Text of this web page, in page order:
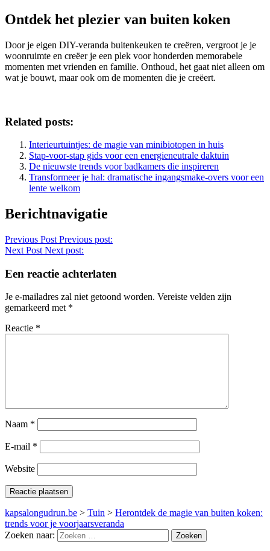
Ontdek het plezier van buiten koken
Door je eigen DIY-veranda buitenkeuken te creëren, vergroot je je
woonruimte en creëer je een plek voor honderden memorabele
momenten met vrienden en familie. Onthoud, het gaat niet alleen om
wat je bouwt, maar ook om de momenten die je creëert.
Related posts:
Interieurtuintjes: de magie van minibiotopen in huis
Stap-voor-stap gids voor een energieneutrale daktuin
De nieuwste trends voor badkamers die inspireren
Transformeer je hal: dramatische ingangsmake-overs voor een
lente welkom
Berichtnavigatie
Previous Post Previous post:
Next Post Next post:
Een reactie achterlaten
Je e-mailadres zal niet getoond worden. Vereiste velden zijn
gemarkeerd met *
Reactie *
Naam *
E-mail *
Website
kapsalongudrun.be > Tuin > Herontdek de magie van buiten koken:
trends voor je voorjaarsveranda
Zoeken naar: